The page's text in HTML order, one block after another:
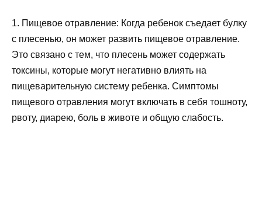
1. Пищевое отравление: Когда ребенок съедает булку
с плесенью, он может развить пищевое отравление.
Это связано с тем, что плесень может содержать
токсины, которые могут негативно влиять на
пищеварительную систему ребенка. Симптомы
пищевого отравления могут включать в себя тошноту,
рвоту, диарею, боль в животе и общую слабость.